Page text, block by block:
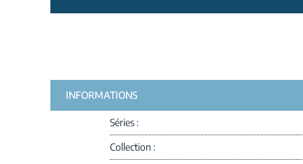
INFORMATIONS
Séries
Collection